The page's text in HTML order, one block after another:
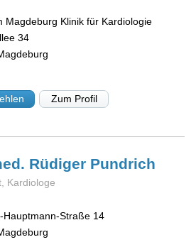
Magdeburg Klinik für Kardiologie
34
Zum Profil
Rüdiger Pundrich
Kardiologe
Hauptmann-Straße 14